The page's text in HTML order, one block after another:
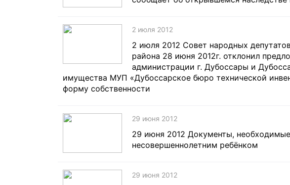
2 июля 2012
2 июля 2012 Совет народных
района 28 июня 2012г. отклонил
администрации г. Дубоссары и
имущества МУП «Дубоссарское бюро технической
форму собственности
29 июня 2012
29 июня 2012 Документы,
несовершеннолетним ребёнком
29 июня 2012